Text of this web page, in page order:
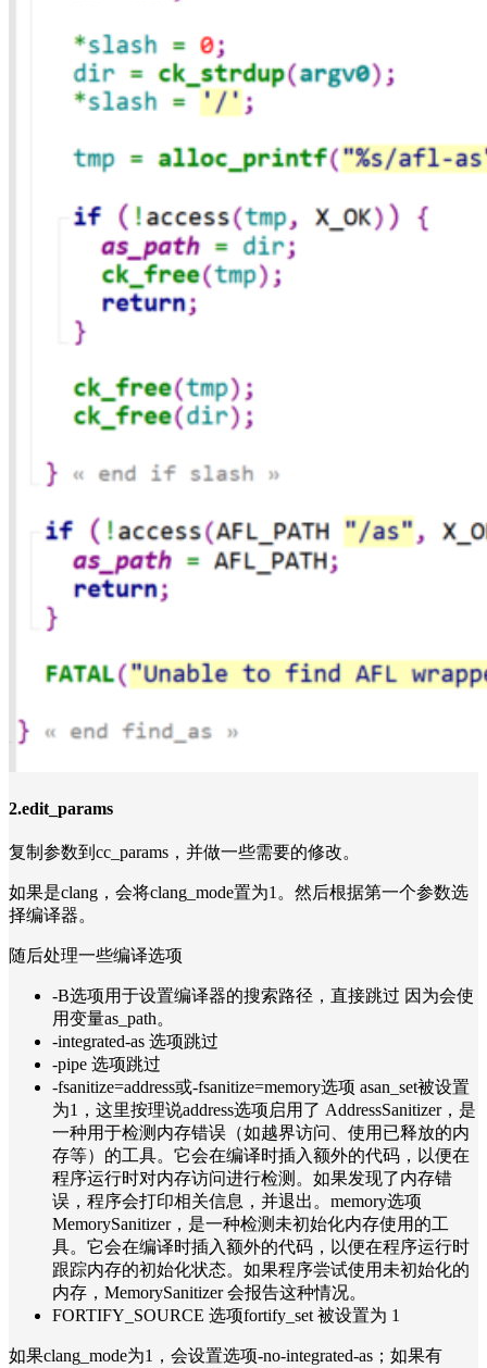
2.edit_params
复制参数到cc_params，并做一些需要的修改。
如果是clang，会将clang_mode置为1。然后根据第一个参数选
择编译器。
随后处理一些编译选项
-B选项用于设置编译器的搜索路径，直接跳过 因为会使
用变量as_path。
-integrated-as 选项跳过
-pipe 选项跳过
-fsanitize=address或-fsanitize=memory选项 asan_set被设置
为1，这里按理说address选项启用了 AddressSanitizer，是
一种用于检测内存错误（如越界访问、使用已释放的内
存等）的工具。它会在编译时插入额外的代码，以便在
程序运行时对内存访问进行检测。如果发现了内存错
误，程序会打印相关信息，并退出。memory选项
MemorySanitizer，是一种检测未初始化内存使用的工
具。它会在编译时插入额外的代码，以便在程序运行时
跟踪内存的初始化状态。如果程序尝试使用未初始化的
内存，MemorySanitizer 会报告这种情况。
FORTIFY_SOURCE 选项fortify_set 被设置为 1
如果clang_mode为1，会设置选项-no-integrated-as；如果有